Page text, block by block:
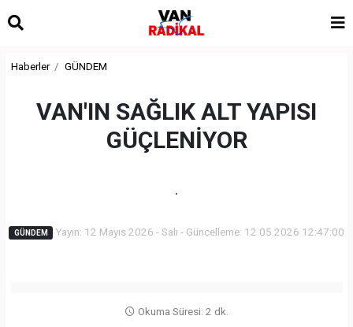
Haberler GÜNDEM
VAN'IN SAĞLIK ALT YAPISI
GÜÇLENİYOR
.
GÜNDEM Yayın: 12 Mayıs 2026 - Salı - Güncelleme: 12.05.2026 12:47:00
Okuma Süresi: 2 dk.